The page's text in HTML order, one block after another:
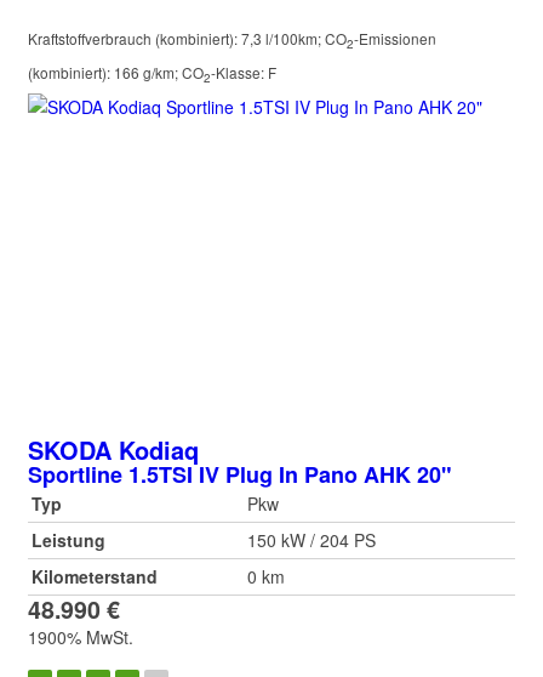
Kraftstoffverbrauch (kombiniert):7,3 l/100km;CO2-Emissionen
(kombiniert): 166 g/km;CO2-Klasse: F
SKODA Kodiaq
Sportline 1.5TSI IV Plug In Pano AHK 20"
Typ
Pkw
Leistung
150 kW / 204 PS
Kilometerstand
0 km
48.990 €
1900% MwSt.